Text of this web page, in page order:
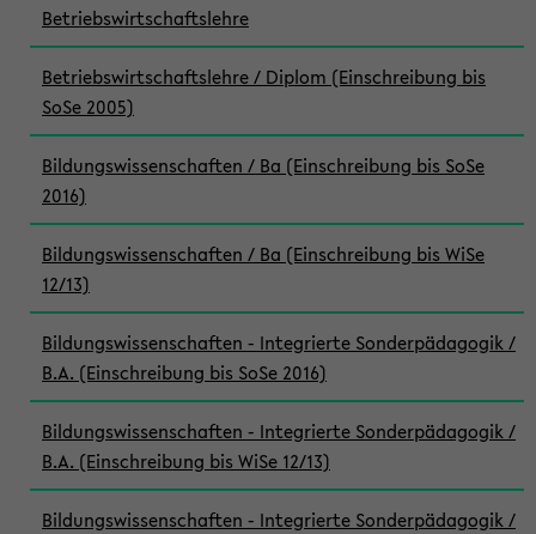
Betriebswirtschaftslehre
Betriebswirtschaftslehre / Diplom (Einschreibung bis
SoSe 2005)
Bildungswissenschaften / Ba (Einschreibung bis SoSe
2016)
Bildungswissenschaften / Ba (Einschreibung bis WiSe
12/13)
Bildungswissenschaften - Integrierte Sonderpädagogik /
B.A. (Einschreibung bis SoSe 2016)
Bildungswissenschaften - Integrierte Sonderpädagogik /
B.A. (Einschreibung bis WiSe 12/13)
Bildungswissenschaften - Integrierte Sonderpädagogik /